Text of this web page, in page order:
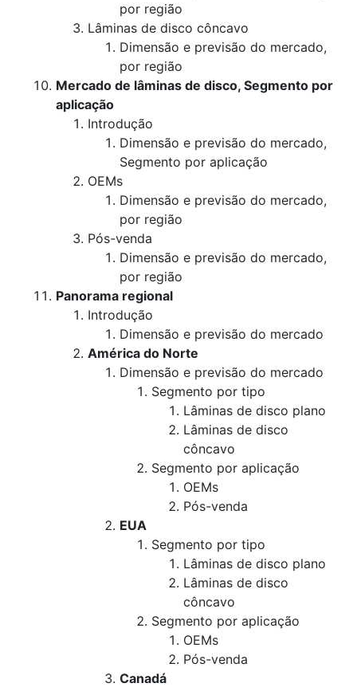
por região
Lâminas de disco côncavo
Dimensão e previsão do mercado,
por região
Mercado de lâminas de disco, Segmento por
aplicação
Introdução
Dimensão e previsão do mercado,
Segmento por aplicação
OEMs
Dimensão e previsão do mercado,
por região
Pós-venda
Dimensão e previsão do mercado,
por região
Panorama regional
Introdução
Dimensão e previsão do mercado
América do Norte
Dimensão e previsão do mercado
Segmento por tipo
Lâminas de disco plano
Lâminas de disco
côncavo
Segmento por aplicação
OEMs
Pós-venda
EUA
Segmento por tipo
Lâminas de disco plano
Lâminas de disco
côncavo
Segmento por aplicação
OEMs
Pós-venda
Canadá